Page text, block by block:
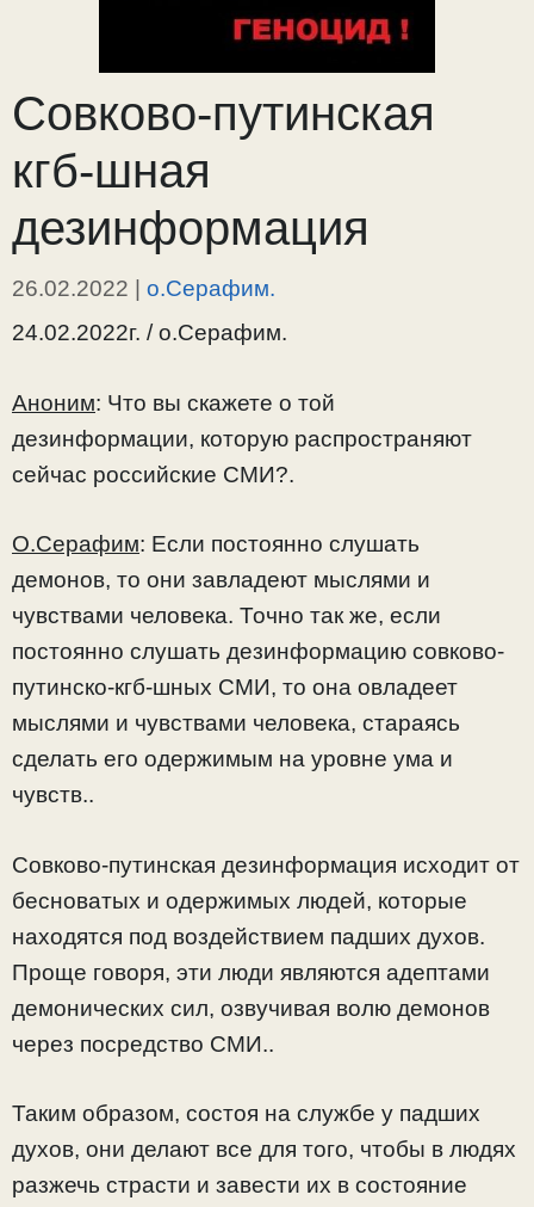
Совково-путинская
кгб-шная
дезинформация
26.02.2022 | о.Серафим.
24.02.2022г. / о.Серафим.
Аноним: Что вы скажете о той
дезинформации, которую распространяют
сейчас российские СМИ?.
О.Серафим: Если постоянно слушать
демонов, то они завладеют мыслями и
чувствами человека. Точно так же, если
постоянно слушать дезинформацию совково-
путинско-кгб-шных СМИ, то она овладеет
мыслями и чувствами человека, стараясь
сделать его одержимым на уровне ума и
чувств..
Совково-путинская дезинформация исходит от
бесноватых и одержимых людей, которые
находятся под воздействием падших духов.
Проще говоря, эти люди являются адептами
демонических сил, озвучивая волю демонов
через посредство СМИ..
Таким образом, состоя на службе у падших
духов, они делают все для того, чтобы в людях
разжечь страсти и завести их в состояние